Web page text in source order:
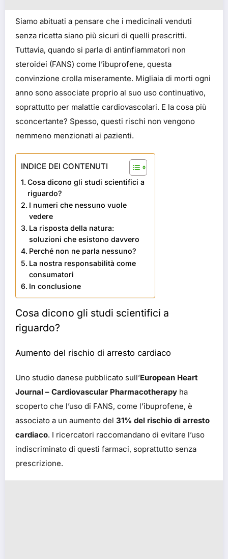
Siamo abituati a pensare che i medicinali venduti
senza ricetta siano più sicuri di quelli prescritti.
Tuttavia, quando si parla di antinfiammatori non
steroidei (FANS) come l’ibuprofene, questa
convinzione crolla miseramente. Migliaia di morti ogni
anno sono associate proprio al suo uso continuativo,
soprattutto per malattie cardiovascolari. E la cosa più
sconcertante? Spesso, questi rischi non vengono
nemmeno menzionati ai pazienti.
INDICE DEI CONTENUTI
Cosa dicono gli studi scientifici a
riguardo?
I numeri che nessuno vuole
vedere
La risposta della natura:
soluzioni che esistono davvero
Perché non ne parla nessuno?
La nostra responsabilità come
consumatori
In conclusione
Cosa dicono gli studi scientifici a
riguardo?
Aumento del rischio di arresto cardiaco
Uno studio danese pubblicato sull’European Heart
Journal – Cardiovascular Pharmacotherapy ha
scoperto che l’uso di FANS, come l’ibuprofene, è
associato a un aumento del 31% del rischio di arresto
cardiaco. I ricercatori raccomandano di evitare l’uso
indiscriminato di questi farmaci, soprattutto senza
prescrizione.